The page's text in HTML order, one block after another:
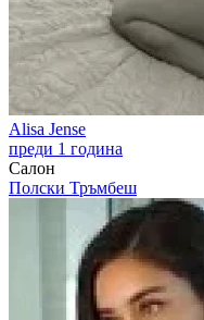
Alisa Jense
преди 1 година
Салон
Полски Тръмбеш